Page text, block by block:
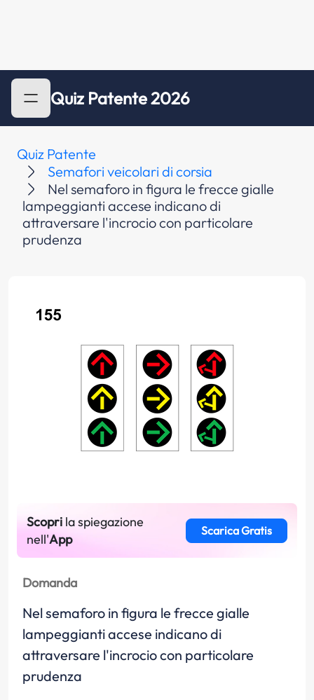
Quiz Patente 2026
Quiz Patente
Semafori veicolari di corsia
Nel semaforo in figura le frecce gialle
lampeggianti accese indicano di
attraversare l'incrocio con particolare
prudenza
Scopri la spiegazione
nell'App
Scarica Gratis
Domanda
Nel semaforo in figura le frecce gialle
lampeggianti accese indicano di
attraversare l'incrocio con particolare
prudenza